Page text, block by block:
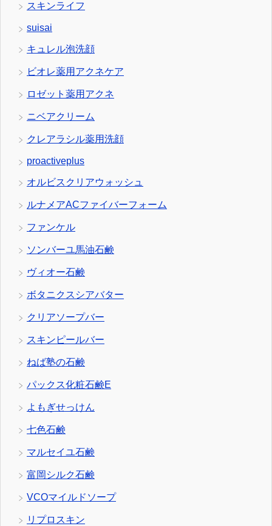
スキンライフ
suisai
キュレル泡洗顔
ビオレ薬用アクネケア
ロゼット薬用アクネ
ニベアクリーム
クレアラシル薬用洗顔
proactiveplus
オルビスクリアウォッシュ
ルナメアACファイバーフォーム
ファンケル
ソンバーユ馬油石鹸
ヴィオー石鹸
ボタニクスシアバター
クリアソープバー
スキンピールバー
ねば塾の石鹸
パックス化粧石鹸E
よもぎせっけん
七色石鹸
マルセイユ石鹸
富岡シルク石鹸
VCOマイルドソープ
リプロスキン